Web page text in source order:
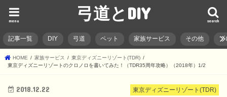
弓道とDIY search
menu
記事一覧 DIY 弓道 ペット 家族サービス その他 ブ
HOME 家族サービス
東京ディズニーリゾート(TDR)
東京ディズニーリゾートのクロノロを書いてみた！（TDR35周年攻略）（2018年）1/2
東京ディズニーリゾート(TDR)
2018.12.22